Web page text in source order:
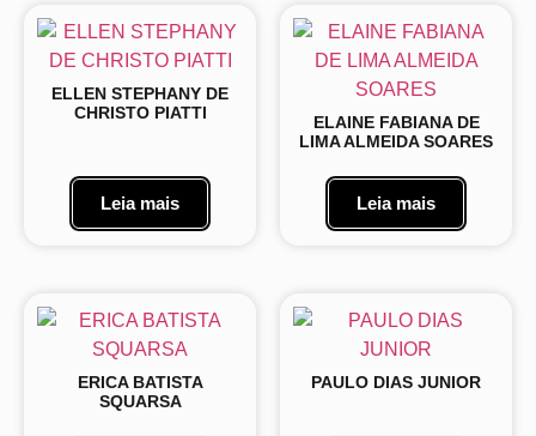
ELLEN STEPHANY DE
CHRISTO PIATTI
Leia mais
ELAINE FABIANA DE
LIMA ALMEIDA SOARES
Leia mais
ERICA BATISTA
SQUARSA
PAULO DIAS JUNIOR